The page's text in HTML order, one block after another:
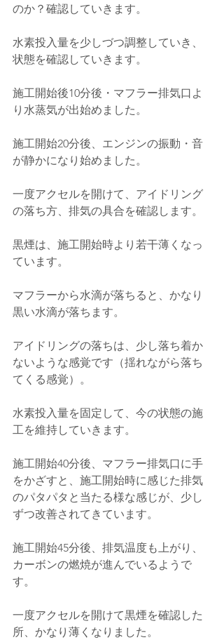
のか？確認していきます。
水素投入量を少しづつ調整していき、
状態を確認していきます。
施工開始後10分後・マフラー排気口よ
り水蒸気が出始めました。
施工開始20分後、エンジンの振動・音
が静かになり始めました。
一度アクセルを開けて、アイドリング
の落ち方、排気の具合を確認します。
黒煙は、施工開始時より若干薄くなっ
ています。
マフラーから水滴が落ちると、かなり
黒い水滴が落ちます。
アイドリングの落ちは、少し落ち着か
ないような感覚です（揺れながら落ち
てくる感覚）。
水素投入量を固定して、今の状態の施
工を維持していきます。
施工開始40分後、マフラー排気口に手
をかざすと、施工開始時に感じた排気
のパタパタと当たる様な感じが、少し
ずつ改善されてきています。
施工開始45分後、排気温度も上がり、
カーボンの燃焼が進んでいるようで
す。
一度アクセルを開けて黒煙を確認した
所、かなり薄くなりました。